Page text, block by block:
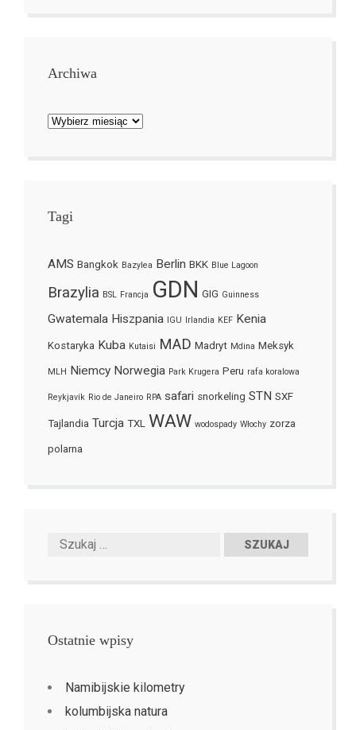
Archiwa
Archiwa
Tagi
AMS Bangkok Bazylea Berlin BKK Blue Lagoon
Brazylia BSL Francja GDN GIG Guinness
Gwatemala Hiszpania IGU Irlandia KEF Kenia
Kostaryka Kuba Kutaisi MAD Madryt Mdina Meksyk
MLH Niemcy Norwegia Park Krugera Peru rafa koralowa
Reykjavík Rio de Janeiro RPA safari snorkeling STN SXF
Tajlandia Turcja TXL WAW wodospady Włochy zorza
polarna
Ostatnie wpisy
Namibijskie kilometry
kolumbijska natura